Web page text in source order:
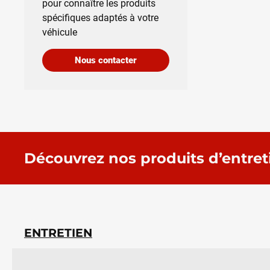
pour connaître les produits
spécifiques adaptés à votre
véhicule
Nous contacter
Découvrez nos produits
ENTRETIEN